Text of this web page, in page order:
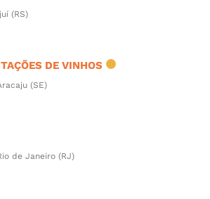
(RS)
DE VINHOS
(SE)
de Janeiro (RJ)